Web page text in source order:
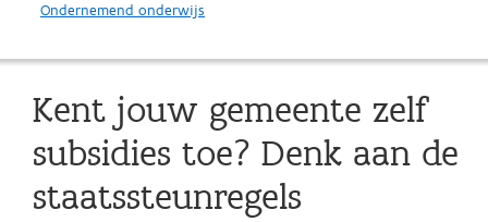
Ondernemend onderwijs
Kent jouw gemeente zelf
subsidies toe? Denk aan de
staatssteunregels